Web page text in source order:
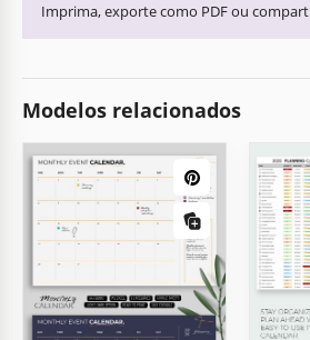
Imprima, exporte como PDF ou
Modelos relacionados